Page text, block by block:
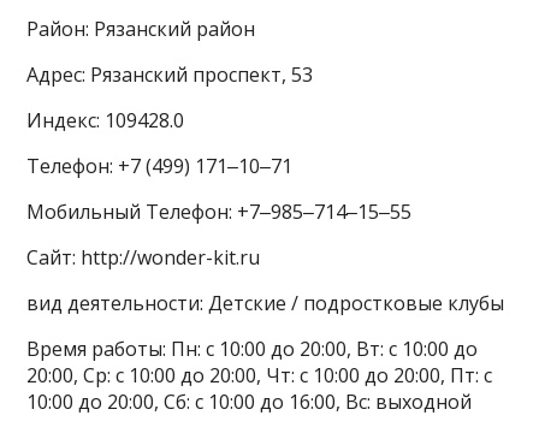
Район: Рязанский район
Адрес: Рязанский проспект, 53
Индекс: 109428.0
Телефон: +7 (499) 171‒10‒71
Мобильный Телефон: +7‒985‒714‒15‒55
Сайт: http://wonder-kit.ru
вид деятельности: Детские / подростковые клубы
Время работы: Пн: с 10:00 до 20:00, Вт: с 10:00 до
20:00, Ср: с 10:00 до 20:00, Чт: с 10:00 до 20:00, Пт: с
10:00 до 20:00, Сб: с 10:00 до 16:00, Вс: выходной